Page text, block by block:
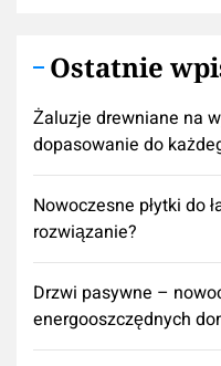
Ostatnie
Żaluzje drewniane na
dopasowanie do
Nowoczesne płytki do
rozwiązanie?
Drzwi pasywne –
energooszczędnych